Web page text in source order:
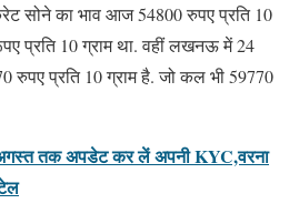
सोने का भाव आज 54800 रुपए प्रति 10
प्रति 10 ग्राम था. वहीं लखनऊ में 24
प्रति 10 ग्राम है. जो कल भी 59770
तक अपडेट कर लें अपनी KYC,वरना